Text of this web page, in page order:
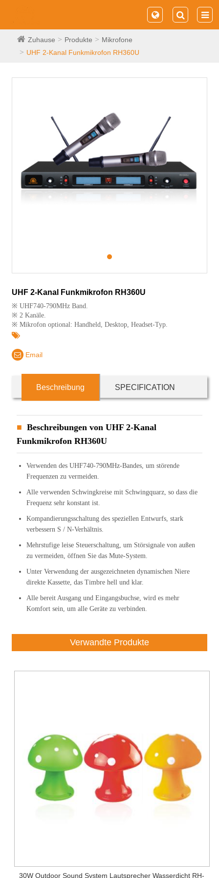
Zuhause Produkte
Mikrofone
UHF 2-Kanal Funkmikrofon RH360U
UHF 2-Kanal Funkmikrofon RH360U
※ UHF740-790MHz Band.
※ 2 Kanäle.
※ Mikrofon optional: Handheld, Desktop, Headset-Typ.
Email
Beschreibung SPECIFICATION
Beschreibungen von UHF 2-Kanal
Funkmikrofon RH360U
Verwenden des UHF740-790MHz-Bandes, um störende
Frequenzen zu vermeiden.
Alle verwenden Schwingkreise mit Schwingquarz, so dass die
Frequenz sehr konstant ist.
Kompandierungsschaltung des speziellen Entwurfs, stark
verbessern S / N-Verhältnis.
Mehrstufige leise Steuerschaltung, um Störsignale von außen
zu vermeiden, öffnen Sie das Mute-System.
Unter Verwendung der ausgezeichneten dynamischen Niere
direkte Kassette, das Timbre hell und klar.
Alle bereit Ausgang und Eingangsbuchse, wird es mehr
Komfort sein, um alle Geräte zu verbinden.
Verwandte Produkte
30W Outdoor Sound System Lautsprecher Wasserdicht RH-